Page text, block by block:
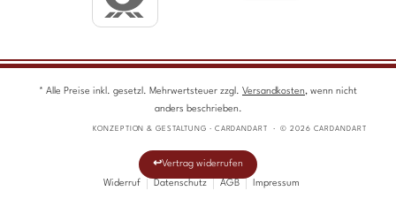
* Alle Preise inkl. gesetzl. Mehrwertsteuer zzgl. Versandkosten, wenn nicht
anders beschrieben.
KONZEPTION & GESTALTUNG · CARDANDART · © 2026 CARDANDART
Vertrag widerrufen
Widerruf
Datenschutz AGB Impressum